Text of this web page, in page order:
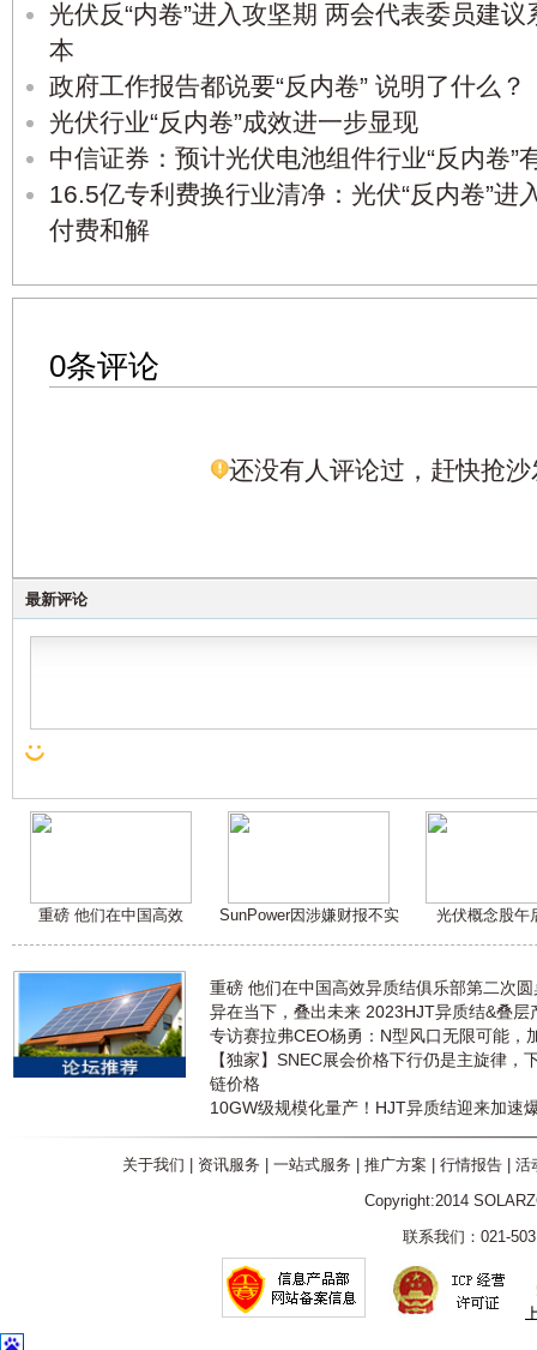
光伏反“内卷”进入攻坚期 两会代表委员建
本
政府工作报告都说要“反内卷” 说明了什么？
光伏行业“反内卷”成效进一步显现
中信证券：预计光伏电池组件行业“反内卷”
16.5亿专利费换行业清净：光伏“反内卷”进
付费和解
0条评论
还没有人评论过，赶快抢沙
最新评论
重磅 他们在中国高效 SunPower因涉嫌财报不实 光伏概念股午
重磅 他们在中国高效异质结俱乐部第二次
异在当下，叠出未来 2023HJT异质结&叠层
专访赛拉弗CEO杨勇：N型风口无限可能，
【独家】SNEC展会价格下行仍是主旋律，
链价格
10GW级规模化量产！HJT异质结迎来加速
关于我们 资讯服务 一站式服务 推广方案 行情报告| 活
Copyright:2014
联系我们：021-